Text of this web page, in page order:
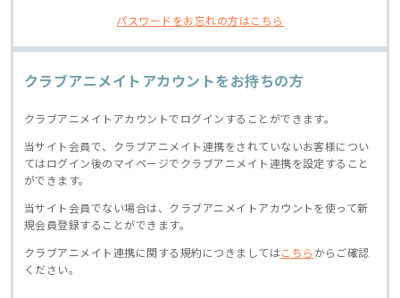
パスワードをお忘れの方はこちら
クラブアニメイトアカウントをお持ちの方
クラブアニメイトアカウントでログインすることができます。
当サイト会員で、クラブアニメイト連携をされていないお客様につい
てはログイン後のマイページでクラブアニメイト連携を設定すること
ができます。
当サイト会員でない場合は、クラブアニメイトアカウントを使って新
規会員登録することができます。
クラブアニメイト連携に関する規約につきましてはこちら からご確認
ください。